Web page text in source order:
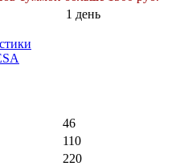
1 день
46
110
220